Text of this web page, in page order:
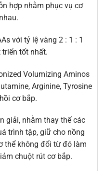
hợp nhằm phục vụ cơ
với tỷ lệ vàng 2 : 1 : 1
tốt nhất.
Volumizing Aminos
Arginine, Tyrosine
cơ bắp.
giải, nhằm thay thế các
trình tập, giữ cho nồng
thể không đổi từ đó làm
chuột rút cơ bắp.